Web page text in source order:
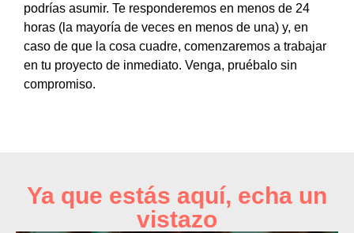
podrías asumir. Te responderemos en menos de 24
horas (la mayoría de veces en menos de una) y, en
caso de que la cosa cuadre, comenzaremos a trabajar
en tu proyecto de inmediato. Venga, pruébalo sin
compromiso.
Ya que estás aquí, echa un
vistazo